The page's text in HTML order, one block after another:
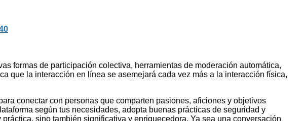
formas de participación colectiva, herramientas de moderación automática,
que la interacción en línea se asemejará cada vez más a la interacción física,
conectar con personas que comparten pasiones, aficiones y objetivos
según tus necesidades, adopta buenas prácticas de seguridad y
sino también significativa y enriquecedora. Ya sea una conversación